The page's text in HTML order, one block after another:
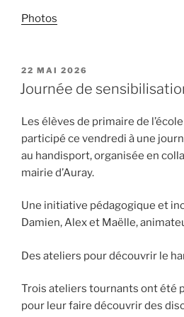
Photos
PUBLIÉ
LE
22 MAI 2026
Journée de
Les élèves de primaire de
participé ce vendredi à une
au handisport, organisée en
mairie d’Auray.
Une initiative pédagogique et
Damien, Alex et Maëlle,
Des ateliers pour découvrir le
Trois ateliers tournants ont été
pour leur faire découvrir des